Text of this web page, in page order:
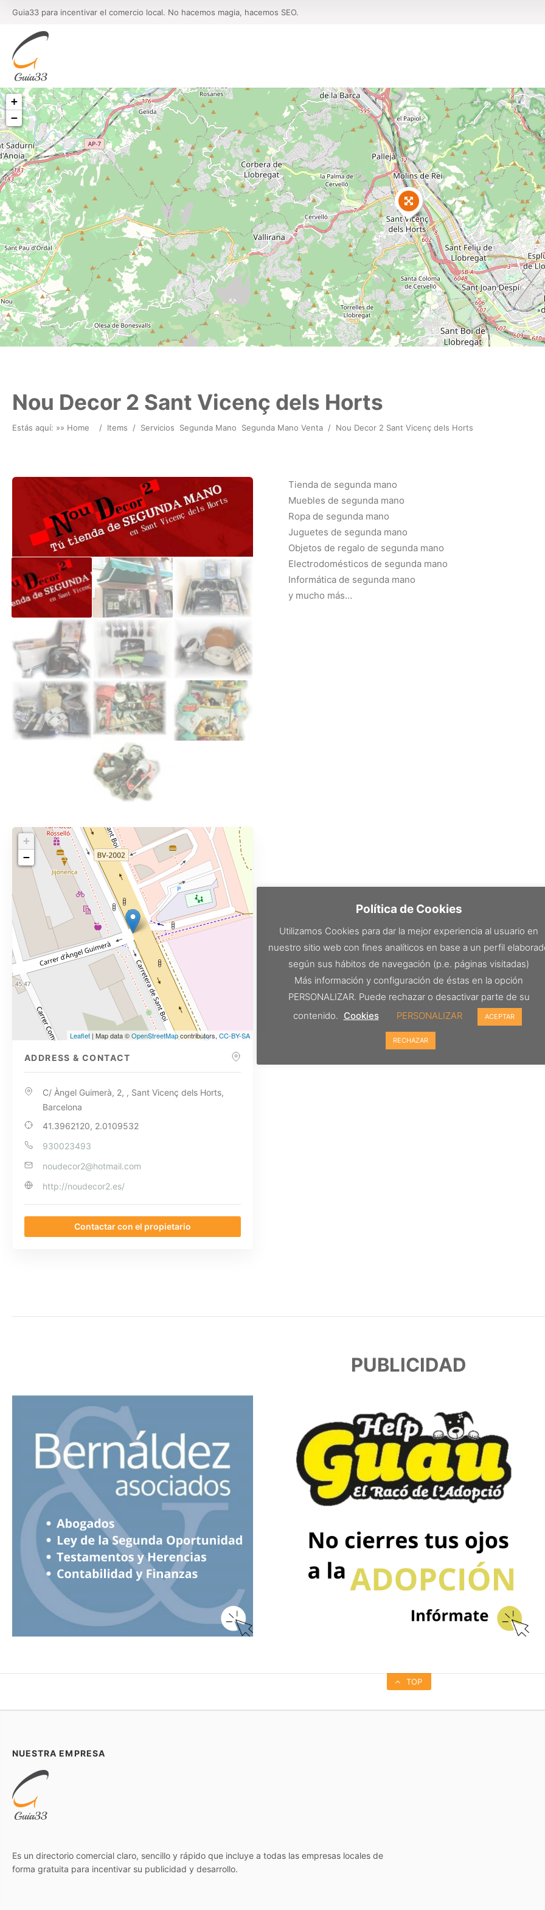
Guia33 para incentivar el comercio local. No hacemos magia, hacemos SEO.
+
−
Nou Decor 2 Sant Vicenç dels Horts
Estás aquí: »» Home / Items / Servicios Segunda Mano Segunda Mano Venta / Nou Decor 2 Sant Vicenç dels Horts
+
−
Leaflet | Map data ©OpenStreetMapcontributors,CC-BY-SA
ADDRESS & CONTACT
C/ Àngel Guimerà, 2, , Sant Vicenç dels Horts,
Barcelona
41.3962120, 2.0109532
930023493
noudecor2@hotmail.com
http://noudecor2.es/
Contactar con el propietario
Tienda de segunda mano
Muebles de segunda mano
Ropa de segunda mano
Juguetes de segunda mano
Objetos de regalo de segunda mano
Electrodomésticos de segunda mano
Informática de segunda mano
y mucho más…
PUBLICIDAD
TOP
NUESTRA EMPRESA
Es un directorio comercial claro, sencillo y rápido que incluye a todas las empresas locales de
forma gratuita para incentivar su publicidad y desarrollo.
Política de Cookies
Utilizamos Cookies para dar la mejor experiencia al usuario en
nuestro sitio web con fines analíticos en base a un perfil
según sus hábitos de navegación (p.e. páginas visitadas)
Más información y configuración de éstas en la opción
PERSONALIZAR. Puede rechazar o desactivar parte de su
contenido. Cookies PERSONALIZAR ACEPTAR
RECHAZAR